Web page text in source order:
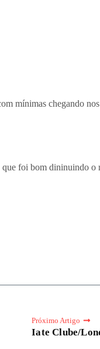
mínimas chegando
foi bom dininuindo o
Próximo Artigo
Iate Clube/